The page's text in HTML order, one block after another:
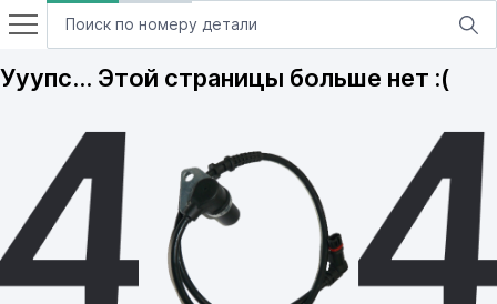
Ууупс… Этой страницы больше нет :(